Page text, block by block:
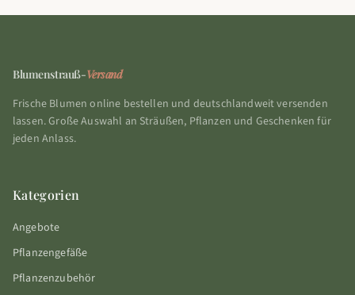
Blumenstrauß-Versand
Frische Blumen online bestellen und deutschlandweit versenden
lassen. Große Auswahl an Sträußen, Pflanzen und Geschenken für
jeden Anlass.
Kategorien
Angebote
Pflanzengefäße
Pflanzenzubehör